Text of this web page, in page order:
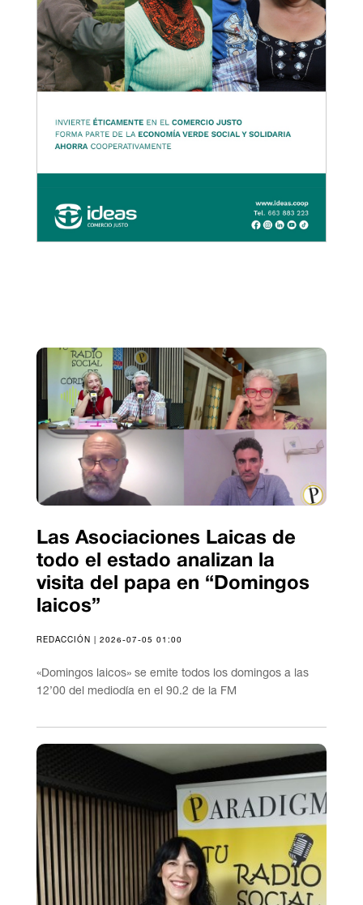
Las Asociaciones Laicas de
todo el estado analizan la
visita del papa en “Domingos
laicos”
REDACCIÓN | 2026-07-05 01:00
«Domingos laicos» se emite todos los domingos a las
12’00 del mediodía en el 90.2 de la FM